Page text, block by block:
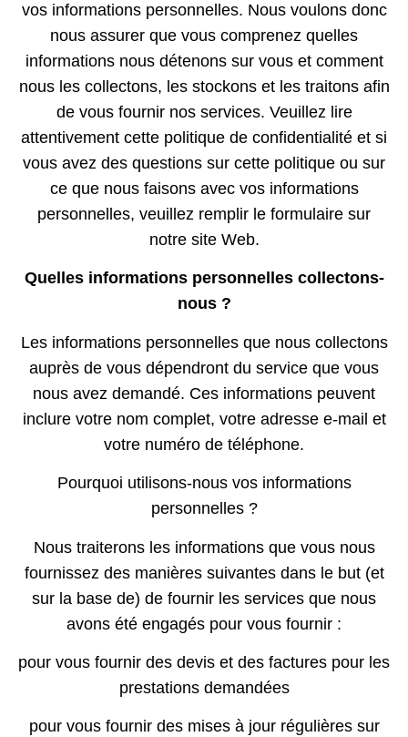
vos informations personnelles. Nous voulons donc
nous assurer que vous comprenez quelles
informations nous détenons sur vous et comment
nous les collectons, les stockons et les traitons afin
de vous fournir nos services. Veuillez lire
attentivement cette politique de confidentialité et si
vous avez des questions sur cette politique ou sur
ce que nous faisons avec vos informations
personnelles, veuillez remplir le formulaire sur
notre site Web.
Quelles informations personnelles collectons-
nous ?
Les informations personnelles que nous collectons
auprès de vous dépendront du service que vous
nous avez demandé. Ces informations peuvent
inclure votre nom complet, votre adresse e-mail et
votre numéro de téléphone.
Pourquoi utilisons-nous vos informations
personnelles ?
Nous traiterons les informations que vous nous
fournissez des manières suivantes dans le but (et
sur la base de) de fournir les services que nous
avons été engagés pour vous fournir :
pour vous fournir des devis et des factures pour les
prestations demandées
pour vous fournir des mises à jour régulières sur